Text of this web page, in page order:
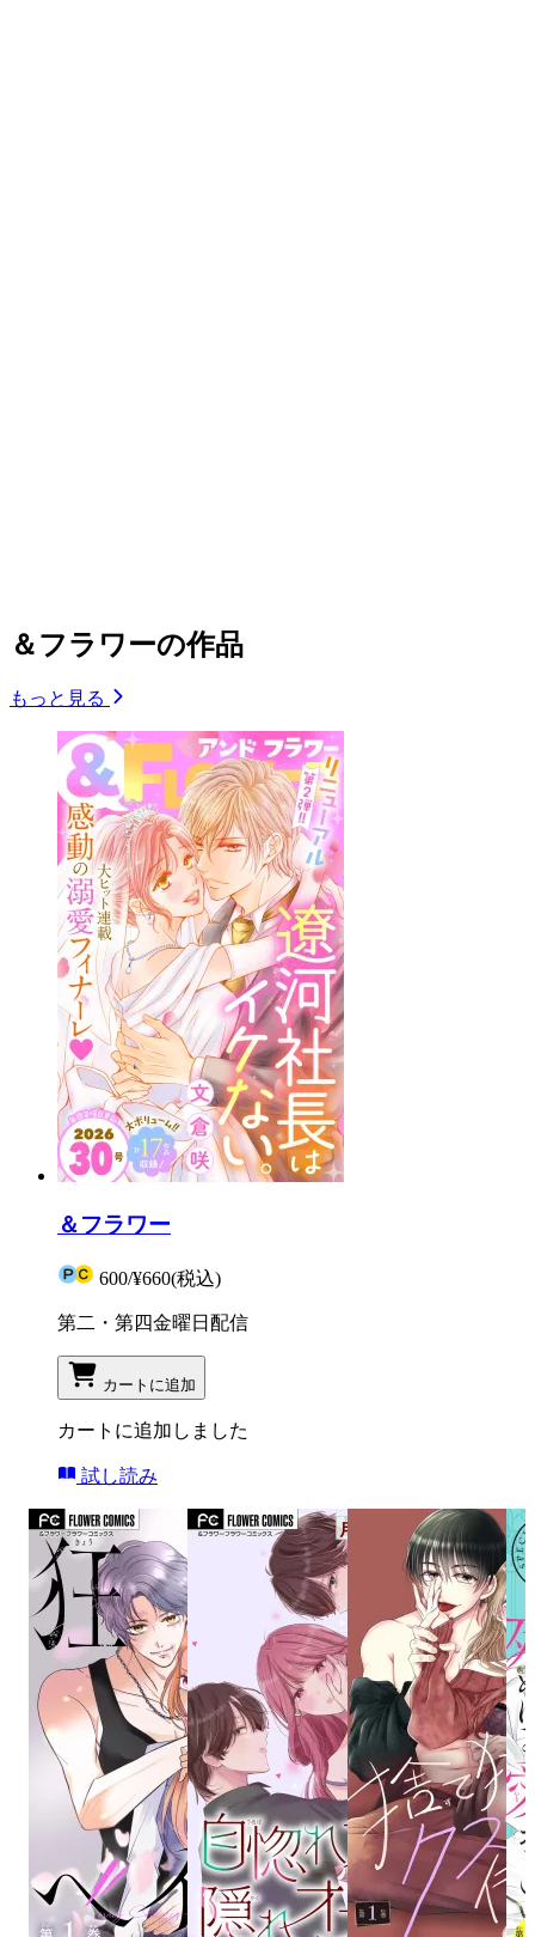
＆フラワーの作品
もっと見る
＆フラワー
600/¥660(税込)
第二・第四金曜日配信
カートに追加
カートに追加しました
試し読み